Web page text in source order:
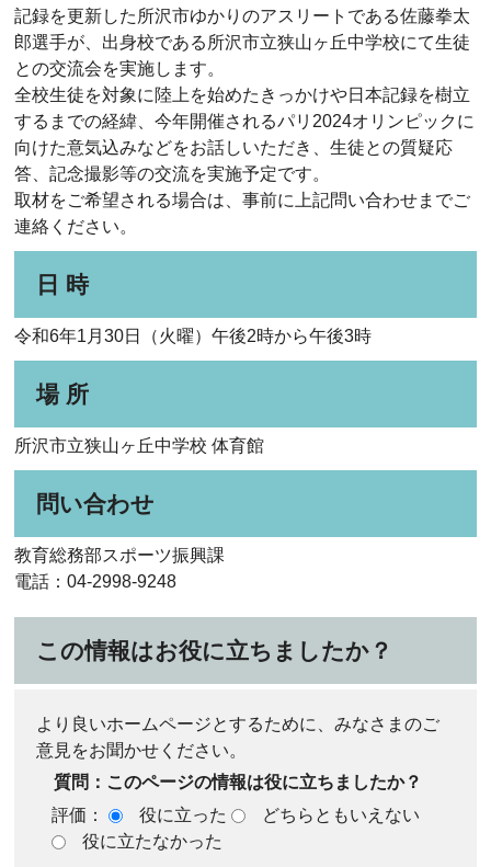
記録を更新した所沢市ゆかりのアスリートである佐藤拳太
郎選手が、出身校である所沢市立狭山ヶ丘中学校にて生徒
との交流会を実施します。
全校生徒を対象に陸上を始めたきっかけや日本記録を樹立
するまでの経緯、今年開催されるパリ2024オリンピックに
向けた意気込みなどをお話しいただき、生徒との質疑応
答、記念撮影等の交流を実施予定です。
取材をご希望される場合は、事前に上記問い合わせまでご
連絡ください。
日 時
令和6年1月30日（火曜）午後2時から午後3時
場 所
所沢市立狭山ヶ丘中学校 体育館
問い合わせ
教育総務部スポーツ振興課
電話：04-2998-9248
この情報はお役に立ちましたか？
より良いホームページとするために、みなさまのご
意見をお聞かせください。
質問：このページの情報は役に立ちましたか？
評価：
役に立った
どちらともいえない
役に立たなかった